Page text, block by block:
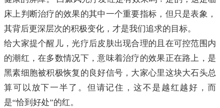
床上判断治疗的效果的其中一个重要指标，但只是表象，
其背后更深层次的积极变化，才是我们追求的目标。
给大家提个醒儿，光疗后皮肤出现合理的且在可控范围内
的潮红，在多数情况下，意味着治疗的效果正在路上，是
黑素细胞被积极恢复的良好信号，大家心里这块大石头总
算可以放下一半了。但请记住，这不是越红越好，而
是“恰到好处”的红。